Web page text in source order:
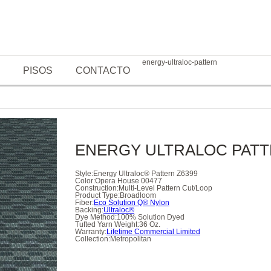
energy-ultraloc-pattern
PISOS CONTACTO
ENERGY ULTRALOC
Style:Energy Ultraloc® Pattern Z6399
Color:Opera House 00477
Construction:Multi-Level Pattern Cut/Loop
Product Type:Broadloom
Fiber:Eco Solution Q® Nylon
Backing:Ultraloc®
Dye Method:100% Solution Dyed
Tufted Yarn Weight:36 Oz.
Warranty:Lifetime Commercial Limited
Collection:Metropolitan